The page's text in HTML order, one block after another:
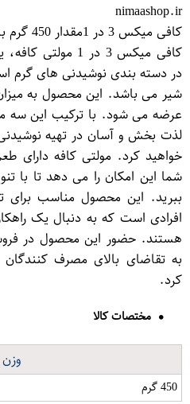
nimaashop.ir
کافی میکس 3 در 1مقدار 450 گرم بسته 25 عددی مولتی کافه
کافی میکس 3 در 1
در دسته بندی نوشیدنی های گرم
عرضه می شود. با ترکیب این سه
لذت بخش و آسان در تهیه
خواهید کرد. مولتی کافه دارای
شما این امکان را می دهد تا با
ببرید. این محصول مناسب
افرادی است که به دنبال یک
هستند. حضور این محصول در
به تقاضای بالای مصرف
کرد.
مختصات کالا
وزن
450 گرم